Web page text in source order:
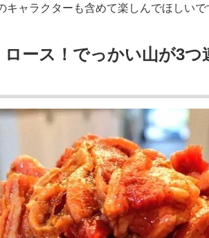
キャラクターも含めて楽しんでほしいで
ース！でっかい山が3つ